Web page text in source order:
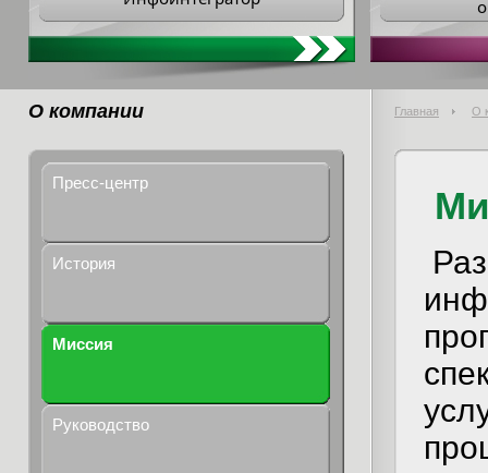
О компании Главная О
Пресс-центр
История
Миссия
Руководство